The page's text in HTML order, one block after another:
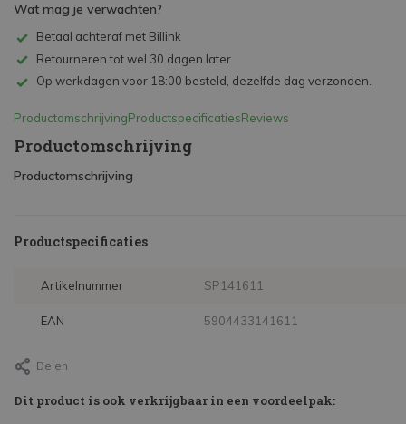
Wat mag je verwachten?
Betaal achteraf met Billink
Retourneren tot wel 30 dagen later
Op werkdagen voor 18:00 besteld, dezelfde dag verzonden.
ProductomschrijvingProductspecificatiesReviews
Productomschrijving
Productomschrijving
Productspecificaties
Artikelnummer SP141611
EAN 5904433141611
Delen
Dit product is ook verkrijgbaar in een voordeelpak: